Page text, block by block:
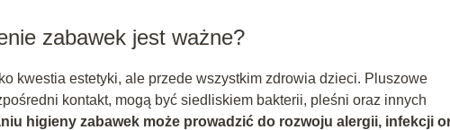
zabawek jest ważne?
kwestia estetyki, ale przede wszystkim zdrowia dzieci. Pluszowe
kontakt, mogą być siedliskiem bakterii, pleśni oraz innych
higieny zabawek może prowadzić do rozwoju alergii, infekcji